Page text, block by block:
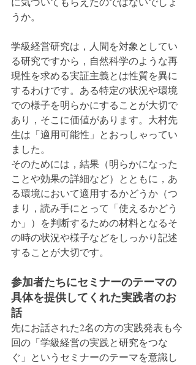
うか。
学級経営研究は，人間を対象としてい
る研究ですから，自然科学のような再
現性を求める実証主義とは性質を異に
するわけです。ある特定の状況や環境
での様子を明らかにすることが大切で
あり，そこに価値があります。大村先
生は「適用可能性」とおっしゃってい
ました。
そのためには，結果（明らかになった
ことや効果の詳細など）とともに，あ
る環境において適用するかどうか（つ
まり，読み手にとって「使えるかどう
か」）を判断するための材料となるそ
の時の状況や様子などをしっかり記述
することが大切です。
参加者たちにセミナーのテーマの
具体を提供してくれた実践者のお
話
先にお話された2名の方の実践発表も今
回の「学級経営の実践と研究をつな
ぐ」というセミナーのテーマを意識し